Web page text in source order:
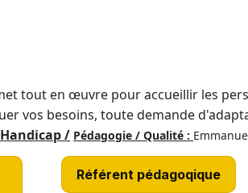
tout en œuvre pour accueillir les
vos besoins, toute demande
/ Pédagogie / Qualité :
Référent pédagoqique